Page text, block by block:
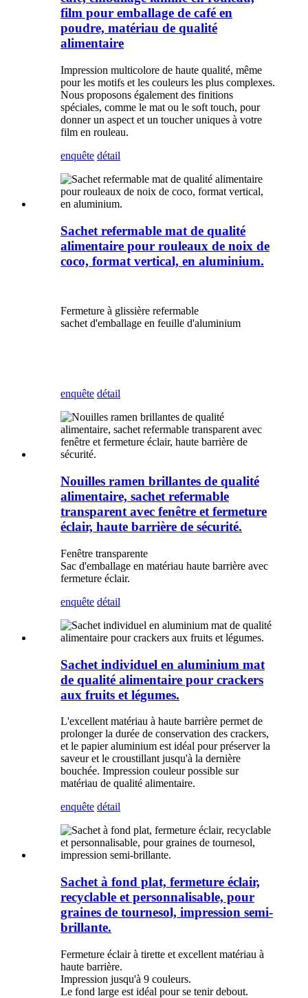
film pour emballage de café en
poudre, matériau de qualité
alimentaire
Impression multicolore de haute qualité, même
pour les motifs et les couleurs les plus complexes.
Nous proposons également des finitions
spéciales, comme le mat ou le soft touch, pour
donner un aspect et un toucher uniques à votre
film en rouleau.
enquête détail
Sachet refermable mat de qualité
alimentaire pour rouleaux de noix de
coco, format vertical, en aluminium.
Fermeture à glissière refermable
sachet d'emballage en feuille d'aluminium
enquête détail
Nouilles ramen brillantes de qualité
alimentaire, sachet refermable
transparent avec fenêtre et fermeture
éclair, haute barrière de sécurité.
Fenêtre transparente
Sac d'emballage en matériau haute barrière avec
fermeture éclair.
enquête détail
Sachet individuel en aluminium mat
de qualité alimentaire pour crackers
aux fruits et légumes.
L'excellent matériau à haute barrière permet de
prolonger la durée de conservation des crackers,
et le papier aluminium est idéal pour préserver la
saveur et le croustillant jusqu'à la dernière
bouchée. Impression couleur possible sur
matériau de qualité alimentaire.
enquête détail
Sachet à fond plat, fermeture éclair,
recyclable et personnalisable, pour
graines de tournesol, impression semi-
brillante.
Fermeture éclair à tirette et excellent matériau à
haute barrière.
Impression jusqu'à 9 couleurs.
Le fond large est idéal pour se tenir debout.